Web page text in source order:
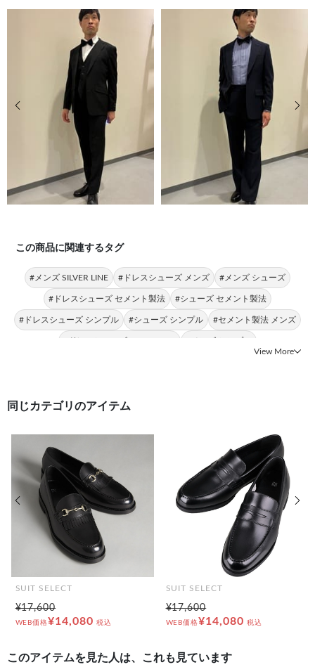
前の画像
この商品に関連するタグ
#メンズ SILVER LINE #ドレスシューズ メンズ #メンズ シューズ
#ドレスシューズ セメント製法 #シューズ セメント製法
#ドレスシューズ シンプル #シューズ シンプル #セメント製法 メンズ
View More
同じカテゴリのアイテム
SUIT SELECT
¥17,600
WEB価格¥14,080 税込
SUIT SELECT
¥17,600
WEB価格¥14,080 税込
前の画像
このアイテムを見た人は、これも見ています